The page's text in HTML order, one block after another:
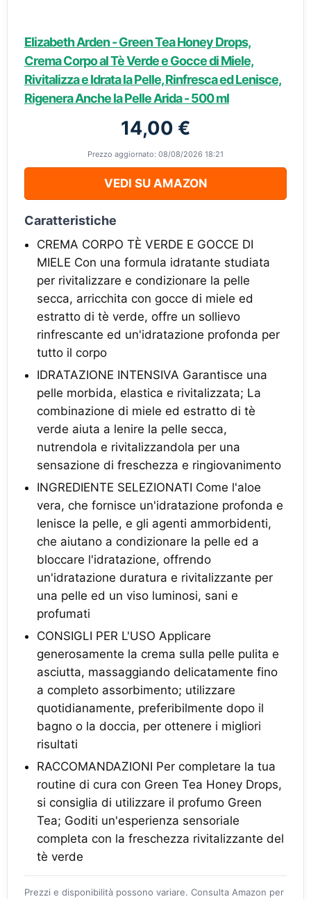
Elizabeth Arden - Green Tea Honey Drops,
Crema Corpo al Tè Verde e Gocce di Miele,
Rivitalizza e Idrata la Pelle, Rinfresca ed Lenisce,
Rigenera Anche la Pelle Arida - 500 ml
14,00 €
Prezzo aggiornato: 08/08/2026 18:21
VEDI SU AMAZON
Caratteristiche
CREMA CORPO TÈ VERDE E GOCCE DI
MIELE Con una formula idratante studiata
per rivitalizzare e condizionare la pelle
secca, arricchita con gocce di miele ed
estratto di tè verde, offre un sollievo
rinfrescante ed un'idratazione profonda per
tutto il corpo
IDRATAZIONE INTENSIVA Garantisce una
pelle morbida, elastica e rivitalizzata; La
combinazione di miele ed estratto di tè
verde aiuta a lenire la pelle secca,
nutrendola e rivitalizzandola per una
sensazione di freschezza e ringiovanimento
INGREDIENTE SELEZIONATI Come l'aloe
vera, che fornisce un'idratazione profonda e
lenisce la pelle, e gli agenti ammorbidenti,
che aiutano a condizionare la pelle ed a
bloccare l'idratazione, offrendo
un'idratazione duratura e rivitalizzante per
una pelle ed un viso luminosi, sani e
profumati
CONSIGLI PER L'USO Applicare
generosamente la crema sulla pelle pulita e
asciutta, massaggiando delicatamente fino
a completo assorbimento; utilizzare
quotidianamente, preferibilmente dopo il
bagno o la doccia, per ottenere i migliori
risultati
RACCOMANDAZIONI Per completare la tua
routine di cura con Green Tea Honey Drops,
si consiglia di utilizzare il profumo Green
Tea; Goditi un'esperienza sensoriale
completa con la freschezza rivitalizzante del
tè verde
Prezzi e disponibilità possono variare. Consulta Amazon per